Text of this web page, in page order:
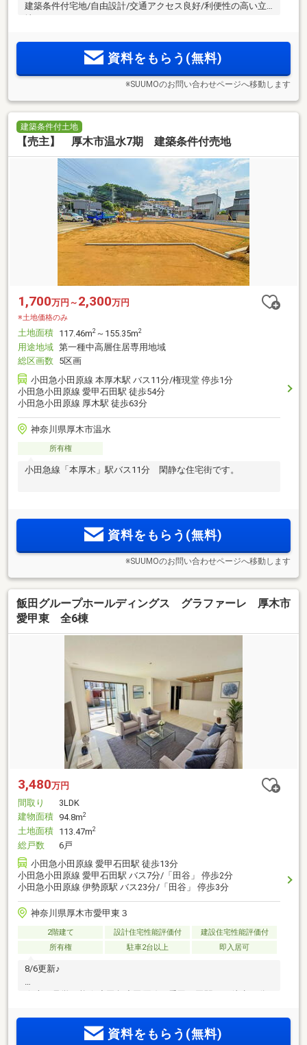
建築条件付宅地/自由設計/交通アクセス良好/利便性の高い立
資料をもらう(無料)
※SUUMOのお問い合わせページへ移動します
建築条件付土地
【売主】 厚木市温水7期 建築条件付売地
1,700万円～ 2,300万円
※土地価格のみ
土地面積 117.46m2 ～155.35m2
用途地域 第一種中高層住居専用地域
総区画数 5区画
小田急小田原線 本厚木駅 バス11分/権現堂 停歩1分
小田急小田原線 愛甲石田駅 徒歩54分
小田急小田原線 厚木駅 徒歩63分
神奈川県厚木市温水
所有権
小田急線「本厚木」駅バス11分 閑静な住宅街です。
資料をもらう(無料)
※SUUMOのお問い合わせページへ移動します
飯田グループホールディングス グラファーレ 厚木市
愛甲東 全6棟
3,480万円
間取り
3LDK
建物面積 94.8m2
土地面積 113.47m2
総戸数
6戸
小田急小田原線 愛甲石田駅 徒歩13分
小田急小田原線 愛甲石田駅 バス7分/「田谷」 停歩2分
小田急小田原線 伊勢原駅 バス23分/「田谷」 停歩3分
神奈川県厚木市愛甲東３
2階建て 設計住宅性能評価付
建設住宅性能評価付
所有権
駐車2台以上 即入居可
8/6更新♪
資料をもらう(無料)